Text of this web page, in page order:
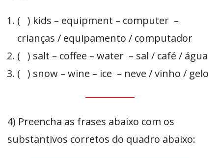
( ) kids – equipment – computer –
crianças / equipamento / computador
( ) salt – coffee – water – sal / café / água
( ) snow – wine – ice – neve / vinho / gelo
4) Preencha as frases abaixo com os
substantivos corretos do quadro abaixo: